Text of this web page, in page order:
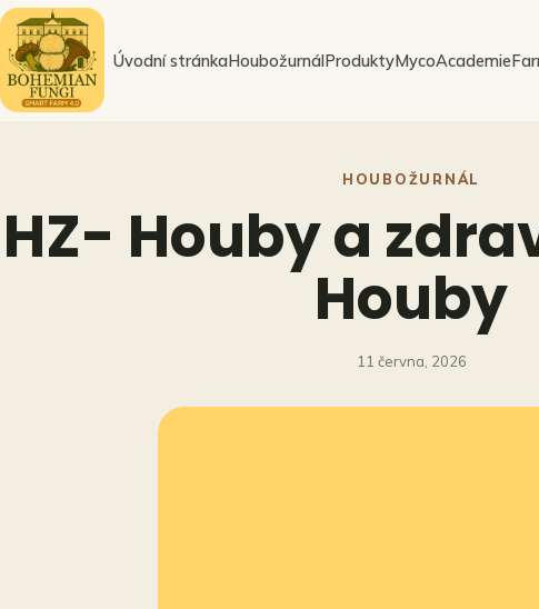
Přeskočit
na
obsah
Úvodní stránkaHoubožurnálProduktyMycoAcademie
HOUBOŽURNÁL
HZ- Houby a
Houby
11 června, 2026